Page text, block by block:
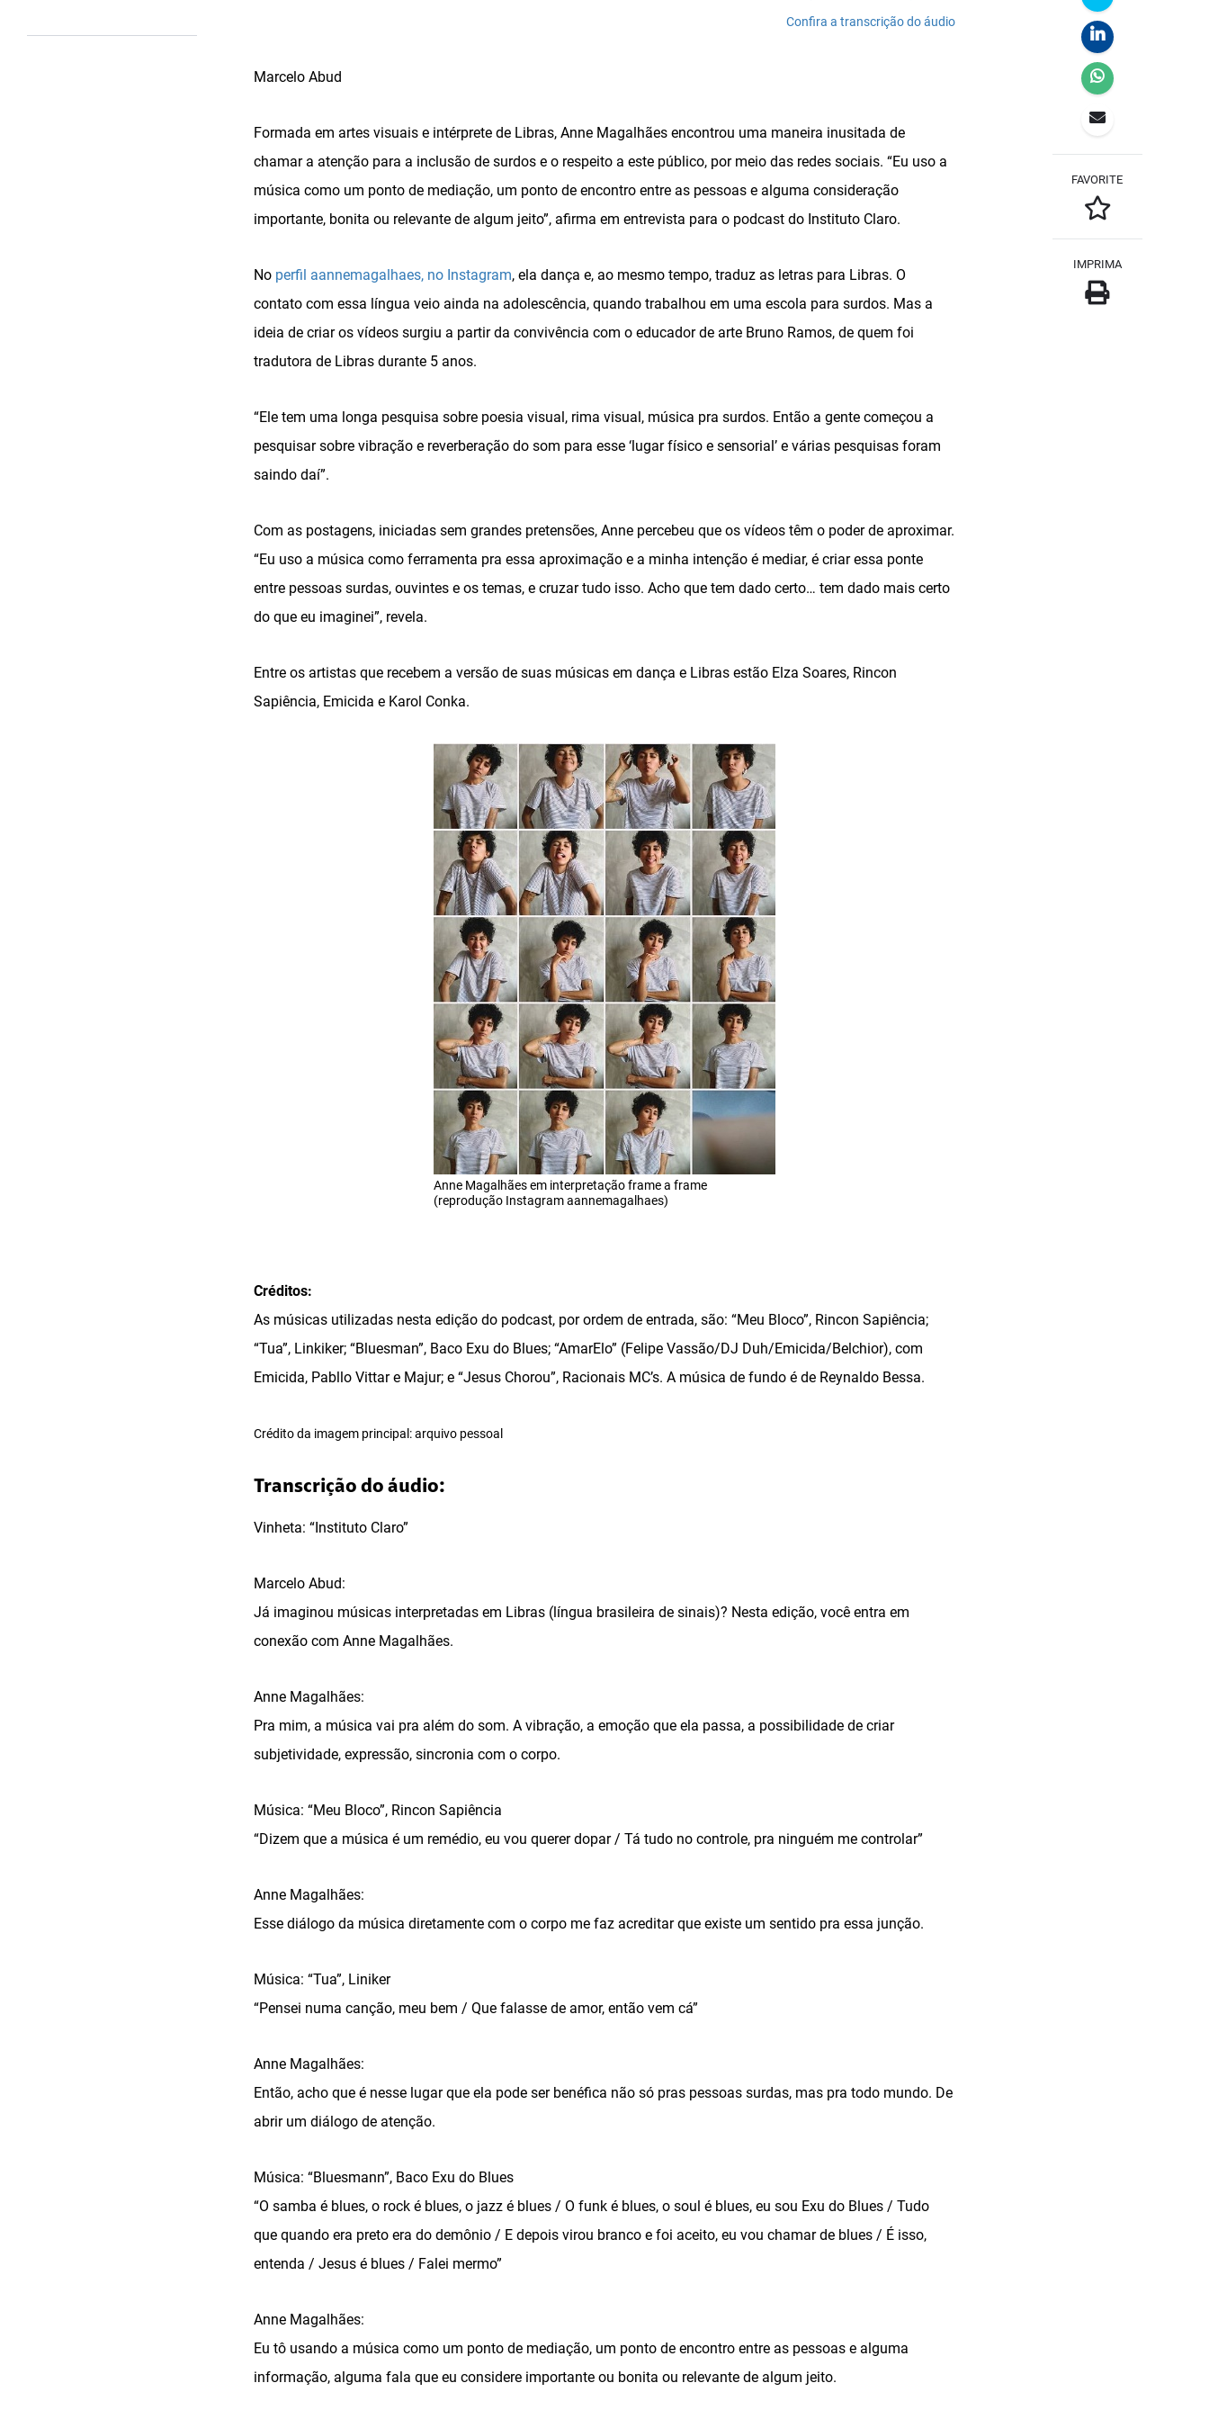
baixo
Confira a transcrição do áudio
Marcelo Abud
Formada em artes visuais e intérprete de Libras, Anne Magalhães encontrou uma maneira inusitada de
chamar a atenção para a inclusão de surdos e o respeito a este público, por meio das redes sociais. “Eu uso a
música como um ponto de mediação, um ponto de encontro entre as pessoas e alguma consideração
importante, bonita ou relevante de algum jeito”, afirma em entrevista para o podcast do Instituto Claro.
No perfil aannemagalhaes, no Instagram, ela dança e, ao mesmo tempo, traduz as letras para Libras. O
contato com essa língua veio ainda na adolescência, quando trabalhou em uma escola para surdos. Mas a
ideia de criar os vídeos surgiu a partir da convivência com o educador de arte Bruno Ramos, de quem foi
tradutora de Libras durante 5 anos.
“Ele tem uma longa pesquisa sobre poesia visual, rima visual, música pra surdos. Então a gente começou a
pesquisar sobre vibração e reverberação do som para esse ‘lugar físico e sensorial’ e várias pesquisas foram
saindo daí”.
Com as postagens, iniciadas sem grandes pretensões, Anne percebeu que os vídeos têm o poder de aproximar.
“Eu uso a música como ferramenta pra essa aproximação e a minha intenção é mediar, é criar essa ponte
entre pessoas surdas, ouvintes e os temas, e cruzar tudo isso. Acho que tem dado certo… tem dado mais certo
do que eu imaginei”, revela.
Entre os artistas que recebem a versão de suas músicas em dança e Libras estão Elza Soares, Rincon
Sapiência, Emicida e Karol Conka.
Anne Magalhães em interpretação frame a frame
(reprodução Instagram aannemagalhaes)
Créditos:
As músicas utilizadas nesta edição do podcast, por ordem de entrada, são: “Meu Bloco”, Rincon Sapiência;
“Tua”, Linkiker; “Bluesman”, Baco Exu do Blues; “AmarElo” (Felipe Vassão/DJ Duh/Emicida/Belchior), com
Emicida, Pabllo Vittar e Majur; e “Jesus Chorou”, Racionais MC’s. A música de fundo é de Reynaldo Bessa.
Crédito da imagem principal: arquivo pessoal
Transcrição do áudio:
Vinheta: “Instituto Claro”
Marcelo Abud:
Já imaginou músicas interpretadas em Libras (língua brasileira de sinais)? Nesta edição, você entra em
conexão com Anne Magalhães.
Anne Magalhães:
Pra mim, a música vai pra além do som. A vibração, a emoção que ela passa, a possibilidade de criar
subjetividade, expressão, sincronia com o corpo.
Música: “Meu Bloco”, Rincon Sapiência
“Dizem que a música é um remédio, eu vou querer dopar / Tá tudo no controle, pra ninguém me controlar”
Anne Magalhães:
Esse diálogo da música diretamente com o corpo me faz acreditar que existe um sentido pra essa junção.
Música: “Tua”, Liniker
“Pensei numa canção, meu bem / Que falasse de amor, então vem cá”
Anne Magalhães:
Então, acho que é nesse lugar que ela pode ser benéfica não só pras pessoas surdas, mas pra todo mundo. De
abrir um diálogo de atenção.
Música: “Bluesmann”, Baco Exu do Blues
“O samba é blues, o rock é blues, o jazz é blues / O funk é blues, o soul é blues, eu sou Exu do Blues / Tudo
que quando era preto era do demônio / E depois virou branco e foi aceito, eu vou chamar de blues / É isso,
entenda / Jesus é blues / Falei mermo”
Anne Magalhães:
Eu tô usando a música como um ponto de mediação, um ponto de encontro entre as pessoas e alguma
informação, alguma fala que eu considere importante ou bonita ou relevante de algum jeito.
FAVORITE
IMPRIMA